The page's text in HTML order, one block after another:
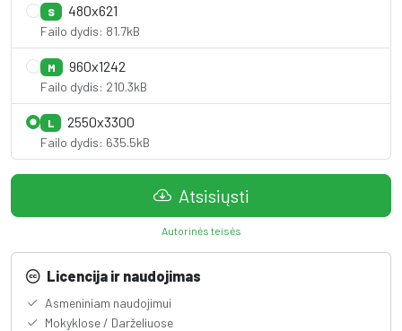
S 480x621
Failo dydis: 81.7kB
M 960x1242
Failo dydis: 210.3kB
L 2550x3300
Failo dydis: 635.5kB
Atsisiųsti
Autorinės teisės
Licencija ir naudojimas
Asmeniniam naudojimui
Mokyklose / Darželiuose